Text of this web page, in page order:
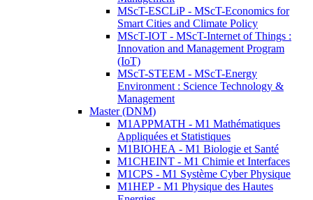
MScT-ESCLiP - MScT-Economics for
Smart Cities and Climate Policy
MScT-IOT - MScT-Internet of Things :
Innovation and Management Program
(IoT)
MScT-STEEM - MScT-Energy
Environment : Science Technology &
Management
Master (DNM)
M1APPMATH - M1 Mathématiques
Appliquées et Statistiques
M1BIOHEA - M1 Biologie et Santé
M1CHEINT - M1 Chimie et Interfaces
M1CPS - M1 Système Cyber Physique
M1HEP - M1 Physique des Hautes